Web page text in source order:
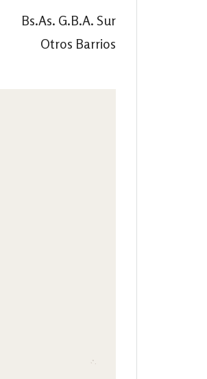
Bs.As. G.B.A. Sur
Otros Barrios